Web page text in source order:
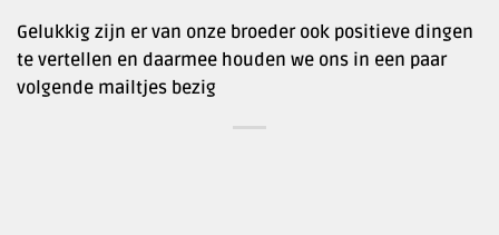
Gelukkig zijn er van onze broeder ook positieve dingen
te vertellen en daarmee houden we ons in een paar
volgende mailtjes bezig